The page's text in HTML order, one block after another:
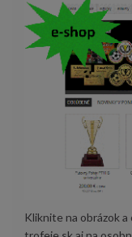
Kliknite na obrázok